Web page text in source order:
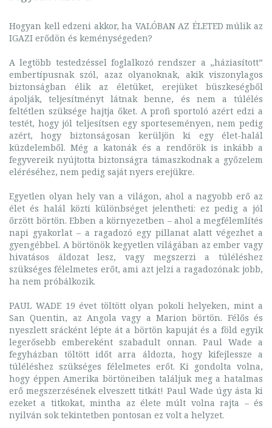
Hogyan kell edzeni akkor, ha VALÓBAN AZ ÉLETED múlik az
IGAZI erődön és keménységeden?
A legtöbb testedzéssel foglalkozó rendszer a „háziasított”
embertípusnak szól, azaz olyanoknak, akik viszonylagos
biztonságban élik az életüket, erejüket büszkeségből
ápolják, teljesítményt látnak benne, és nem a túlélés
feltétlen szüksége hajtja őket. A profi sportoló azért edzi a
testét, hogy jól teljesítsen egy sporteseményen, nem pedig
azért, hogy biztonságosan kerüljön ki egy élet-halál
küzdelemből. Még a katonák és a rendőrök is inkább a
fegyvereik nyújtotta biztonságra támaszkodnak a győzelem
eléréséhez, nem pedig saját nyers erejükre.
Egyetlen olyan hely van a világon, ahol a nagyobb erő az
élet és halál közti különbséget jelentheti: ez pedig a jól
őrzött börtön. Ebben a környezetben – ahol a megfélemlítés
napi gyakorlat – a ragadozó egy pillanat alatt végezhet a
gyengébbel. A börtönök kegyetlen világában az ember vagy
hivatásos áldozat lesz, vagy megszerzi a túléléshez
szükséges félelmetes erőt, ami azt jelzi a ragadozónak: jobb,
ha nem próbálkozik.
PAUL WADE 19 évet töltött olyan pokoli helyeken, mint a
San Quentin, az Angola vagy a Marion börtön. Félős és
nyeszlett srácként lépte át a börtön kapuját és a föld egyik
legerősebb embereként szabadult onnan. Paul Wade a
fegyházban töltött időt arra áldozta, hogy kifejlessze a
túléléshez szükséges félelmetes erőt. Ki gondolta volna,
hogy éppen Amerika börtöneiben találjuk meg a hatalmas
erő megszerzésének elveszett titkát! Paul Wade úgy ásta ki
ezeket a titkokat, mintha az élete múlt volna rajta – és
nyilván sok tekintetben pontosan ez volt a helyzet.